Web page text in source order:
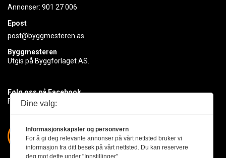
Annonser: 901 27 006
Epost
post@byggmesteren.as
Byggmesteren
Utgis på Byggforlaget AS.
Følg oss på Facebook
Få med deg det siste innen byggebransjen
Dine valg:
Informasjonskapsler og personvern
For å gi deg relevante annonser på vårt nettsted bruker vi
informasjon fra ditt besøk på vårt nettsted. Du kan reservere
deg mot dette under "Innstillinger".